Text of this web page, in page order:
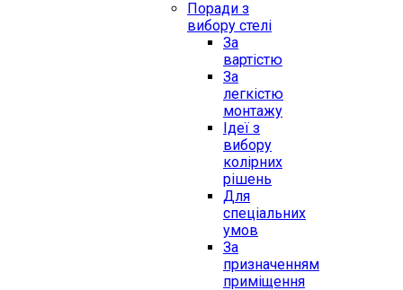
Поради з
вибору стелі
За
вартістю
За
легкістю
монтажу
Ідеї з
вибору
колірних
рішень
Для
спеціальних
умов
За
призначенням
приміщення